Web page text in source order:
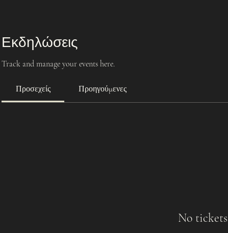
Εκδηλώσεις
Track and manage your events here.
Προσεχείς Προηγούμενες
No